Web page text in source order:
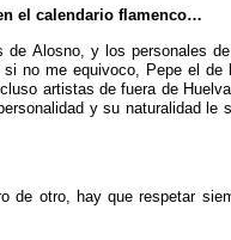
el calendario flamenco…
Alosno, y los personales
no me equivoco, Pepe el de
artistas de fuera de
y su naturalidad le
de otro, hay que respetar